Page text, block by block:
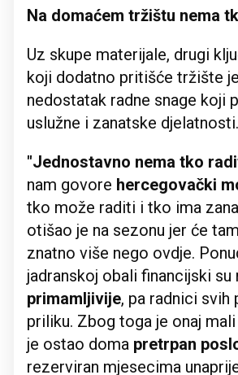
Na domaćem tržištu nema
Uz skupe materijale, drugi
koji dodatno pritišće tržište
nedostatak radne snage koji
uslužne i zanatske djelatnosti.
"Jednostavno nema tko
nam govore hercegovački
tko može raditi i tko ima
otišao je na sezonu jer će
znatno više nego ovdje.
jadranskoj obali financijski
primamljivije, pa radnici
priliku. Zbog toga je onaj
je ostao doma pretrpan
rezerviran mjesecima